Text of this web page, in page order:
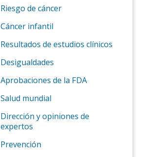
Riesgo de cáncer
Cáncer infantil
Resultados de estudios clínicos
Desigualdades
Aprobaciones de la FDA
Salud mundial
Dirección y opiniones de
expertos
Prevención